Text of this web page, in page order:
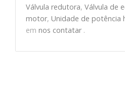
Válvula redutora, Válvula de
motor, Unidade de potência
em nos contatar.